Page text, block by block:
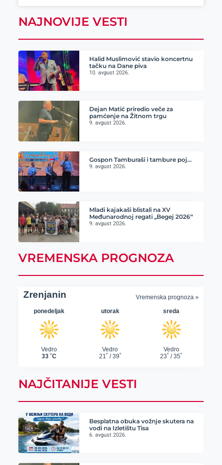
NAJNOVIJE VESTI
Halid Muslimović stavio koncertnu
tačku na Dane piva
10. avgust 2026.
Dejan Matić priredio veče za
pamćenje na Žitnom trgu
9. avgust 2026.
Gospon Tamburaši i tambure poj…
9. avgust 2026.
Mladi kajakaši blistali na XV
Međunarodnoj regati „Begej 2026“
9. avgust 2026.
VREMENSKA PROGNOZA
NAJČITANIJE VESTI
Besplatna obuka vožnje skutera na
vodi na Izletištu Tisa
6. avgust 2026.